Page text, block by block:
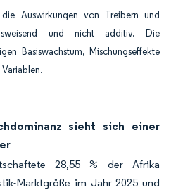
Auswirkungen von Treibern und
und nicht additiv. Die
Basiswachstum, Mischungseffekte
sieht sich einer
28,55 % der Afrika
Marktgröße im Jahr 2025 und